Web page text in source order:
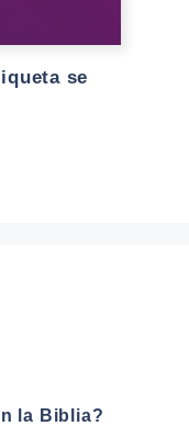
se
la Biblia?